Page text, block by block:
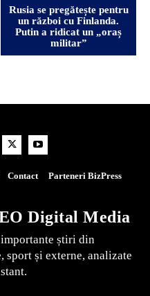
Rusia se pregătește pentru
un război cu Finlanda.
Putin a ridicat un „oraș
militar”
Contact Parteneri BizPress
Digital Media
știri din
sport și externe, analizate